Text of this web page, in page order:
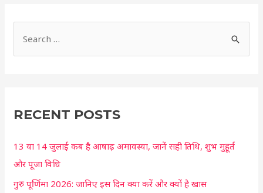
e
c
f
o
r
RECENT POSTS
13 या 14 जुलाई कब है आषाढ़ अमावस्या, जानें सही तिथि, शुभ मुहूर्त
और पूजा विधि
गुरु पूर्णिमा 2026: जानिए इस दिन क्या करें और क्यों है खास